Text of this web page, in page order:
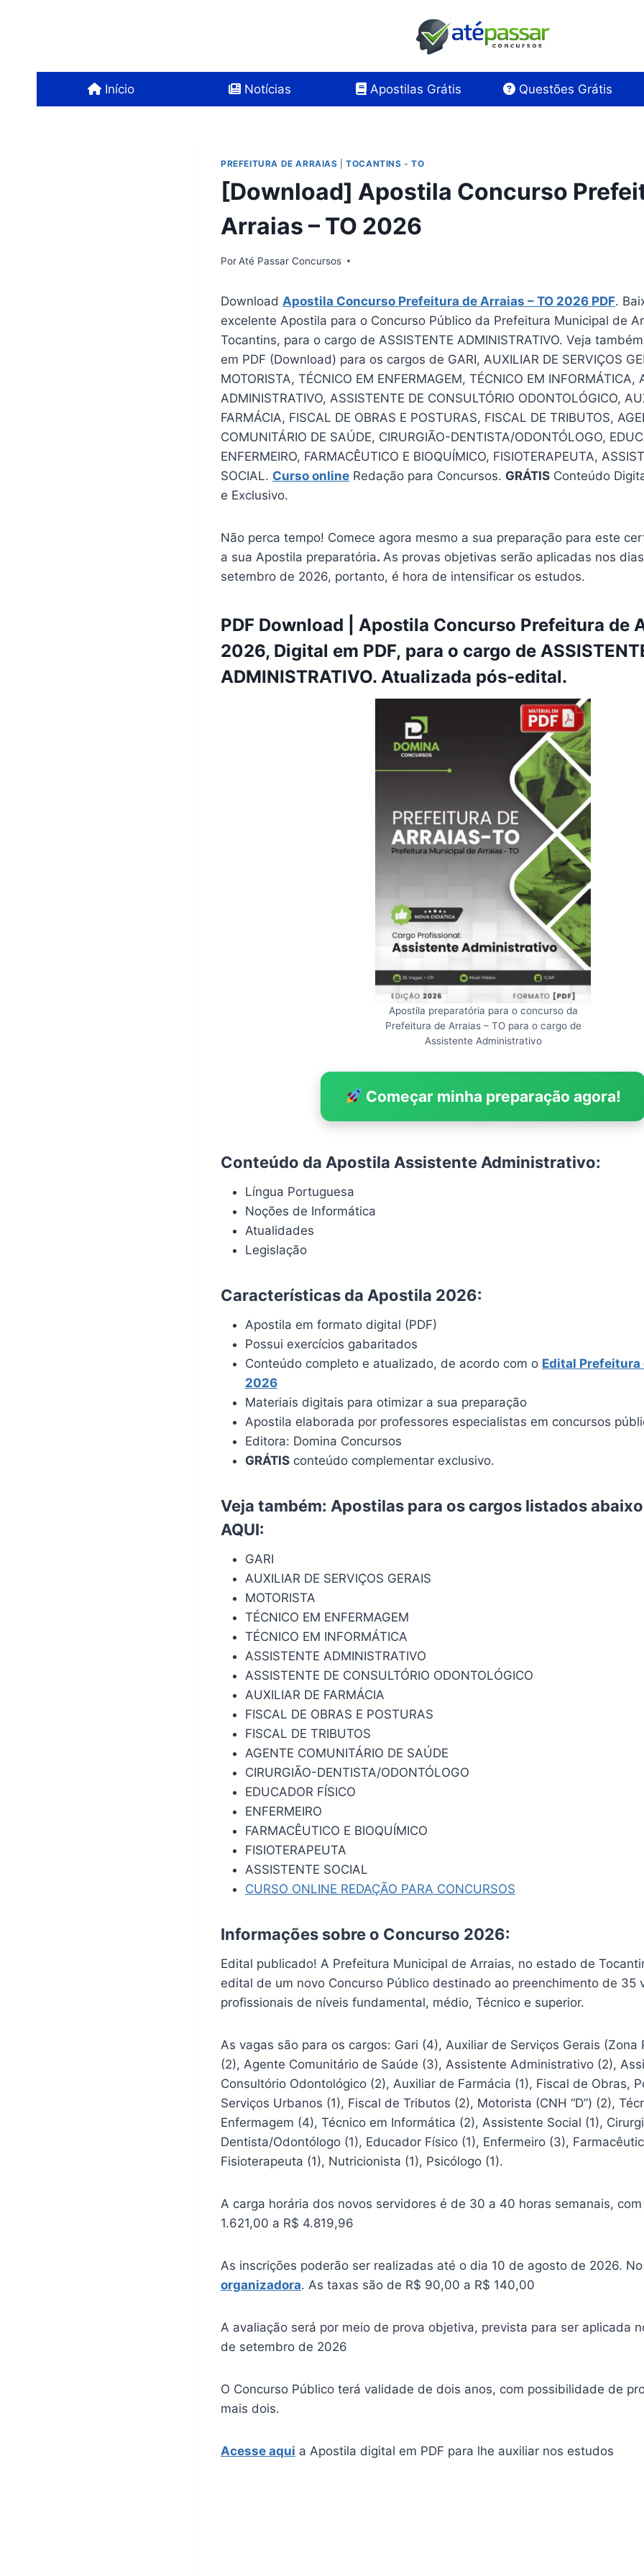
Início
Notícias Apostilas Grátis Questões Grátis
PREFEITURA DE ARRAIAS |TOCANTINS - TO
[Download] Apostila Concurso
Arraias – TO 2026
PorAté Passar Concursos
Download Apostila Concurso Prefeitura de Arraias – TO 2026 PDF.
excelente Apostila para o Concurso Público da Prefeitura Municipal de
Tocantins, para o cargo de ASSISTENTE ADMINISTRATIVO. Veja
em PDF (Download) para os cargos de GARI, AUXILIAR DE SERVIÇOS
MOTORISTA, TÉCNICO EM ENFERMAGEM, TÉCNICO EM INFORMÁTICA,
ADMINISTRATIVO, ASSISTENTE DE CONSULTÓRIO ODONTOLÓGICO,
FARMÁCIA, FISCAL DE OBRAS E POSTURAS, FISCAL DE TRIBUTOS,
COMUNITÁRIO DE SAÚDE, CIRURGIÃO-DENTISTA/ODONTÓLOGO,
ENFERMEIRO, FARMACÊUTICO E BIOQUÍMICO, FISIOTERAPEUTA,
SOCIAL. Curso online Redação para Concursos. GRÁTIS Conteúdo
e Exclusivo.
Não perca tempo! Comece agora mesmo a sua preparação para este
a sua Apostila preparatória. As provas objetivas serão aplicadas nos
setembro de 2026, portanto, é hora de intensificar os estudos.
PDF Download | Apostila Concurso Prefeitura de
2026, Digital em PDF, para o cargo de
ADMINISTRATIVO. Atualizada pós-edital.
Apostila preparatória para o concurso da
Prefeitura de Arraias – TO para o cargo de
Assistente Administrativo
Começar minha preparação agora!
Conteúdo da Apostila Assistente Administrativo:
Língua Portuguesa
Noções de Informática
Atualidades
Legislação
Características da Apostila 2026:
Apostila em formato digital (PDF)
Possui exercícios gabaritados
Conteúdo completo e atualizado, de acordo com o Edital Prefeitura
2026
Materiais digitais para otimizar a sua preparação
Apostila elaborada por professores especialistas em concursos
Editora: Domina Concursos
GRÁTIS conteúdo complementar exclusivo.
Veja também: Apostilas para os cargos listados
AQUI:
GARI
AUXILIAR DE SERVIÇOS GERAIS
MOTORISTA
TÉCNICO EM ENFERMAGEM
TÉCNICO EM INFORMÁTICA
ASSISTENTE ADMINISTRATIVO
ASSISTENTE DE CONSULTÓRIO ODONTOLÓGICO
AUXILIAR DE FARMÁCIA
FISCAL DE OBRAS E POSTURAS
FISCAL DE TRIBUTOS
AGENTE COMUNITÁRIO DE SAÚDE
CIRURGIÃO-DENTISTA/ODONTÓLOGO
EDUCADOR FÍSICO
ENFERMEIRO
FARMACÊUTICO E BIOQUÍMICO
FISIOTERAPEUTA
ASSISTENTE SOCIAL
CURSO ONLINE REDAÇÃO PARA CONCURSOS
Informações sobre o Concurso 2026:
Edital publicado! A Prefeitura Municipal de Arraias, no estado de
edital de um novo Concurso Público destinado ao preenchimento de 35
profissionais de níveis fundamental, médio, Técnico e superior.
As vagas são para os cargos: Gari (4), Auxiliar de Serviços Gerais (Zona
(2), Agente Comunitário de Saúde (3), Assistente Administrativo (2),
Consultório Odontológico (2), Auxiliar de Farmácia (1), Fiscal de Obras,
Serviços Urbanos (1), Fiscal de Tributos (2), Motorista (CNH “D”) (2),
Enfermagem (4), Técnico em Informática (2), Assistente Social (1),
Dentista/Odontólogo (1), Educador Físico (1), Enfermeiro (3),
Fisioterapeuta (1), Nutricionista (1), Psicólogo (1).
A carga horária dos novos servidores é de 30 a 40 horas semanais,
1.621,00 a R$ 4.819,96
As inscrições poderão ser realizadas até o dia 10 de agosto de 2026.
organizadora. As taxas são de R$ 90,00 a R$ 140,00
A avaliação será por meio de prova objetiva, prevista para ser aplicada
de setembro de 2026
O Concurso Público terá validade de dois anos, com possibilidade de
mais dois.
Acesse aqui a Apostila digital em PDF para lhe auxiliar nos estudos